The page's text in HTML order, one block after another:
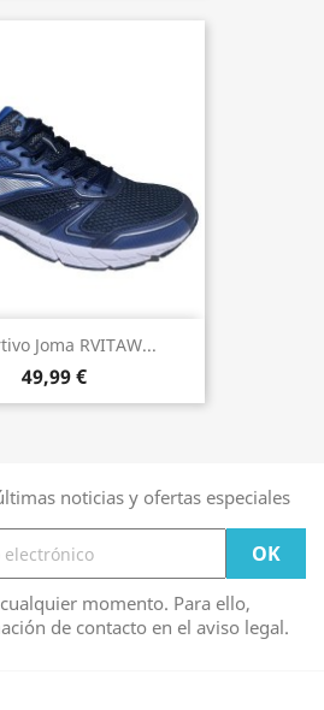
Joma RVITAW...
49,99 €
noticias y ofertas especiales
momento. Para ello,
de contacto en el aviso legal.